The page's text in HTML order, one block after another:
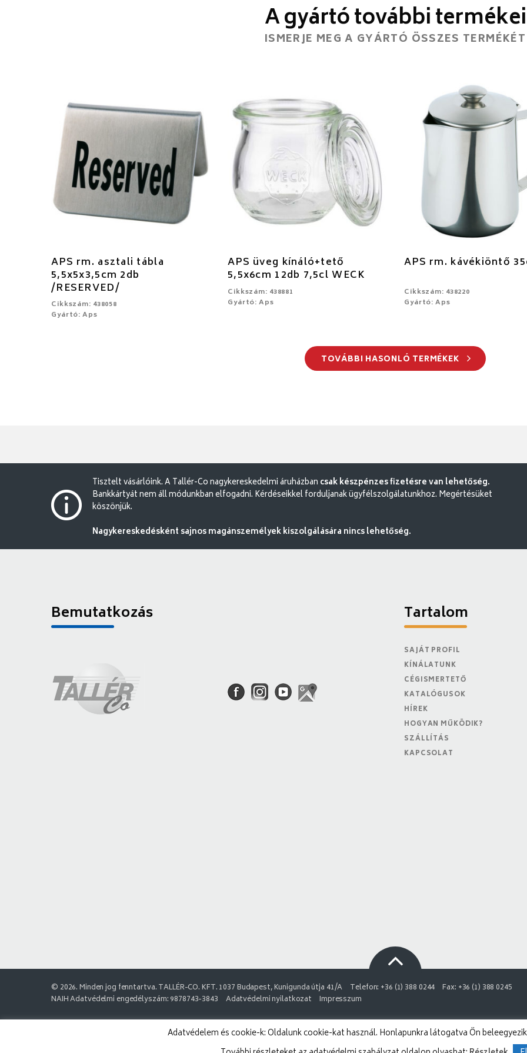
A gyártó további termékei
ISMERJE MEG A GYÁRTÓ ÖSSZES TERMÉKÉT
APS rm. asztali tábla
5,5x5x3,5cm 2db
/RESERVED/
Cikkszám: 438058
Gyártó: Aps
APS üveg kínáló+tető
5,5x6cm 12db 7,5cl WECK
Cikkszám: 438881
Gyártó: Aps
APS rm. kávékiöntő
Cikkszám: 438220
Gyártó: Aps
TOVÁBBI HASONLÓ TERMÉKEK
Tisztelt vásárlóink. A Tallér-Co nagykereskedelmi áruházban csak készpénzes fizetésre van lehetőség.
Bankkártyát nem áll módunkban elfogadni. Kérdéseikkel forduljanak ügyfélszolgálatunkhoz. Megértésüket
köszönjük.
Nagykereskedésként sajnos magánszemélyek kiszolgálására nincs lehetőség.
Bemutatkozás Tartalom
SAJÁT PROFIL
KÍNÁLATUNK
CÉGISMERTETŐ
KATALÓGUSOK
HÍREK
HOGYAN MŰKÖDIK?
SZÁLLÍTÁS
KAPCSOLAT
© 2026. Minden jog fenntartva. TALLÉR-CO. KFT. 1037 Budapest, Kunigunda útja 41/A Telefon: +36 (1) 388 0244
Fax: +36 (1) 388 0245
NAIH Adatvédelmi engedélyszám: 9878743-3843
Adatvédelmi nyilatkozat Impresszum
Adatvédelem és cookie-k: Oldalunk cookie-kat használ. Honlapunkra látogatva Ön